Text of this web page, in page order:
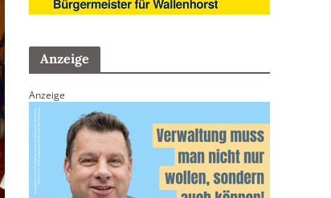
Anzeige
Anzeige